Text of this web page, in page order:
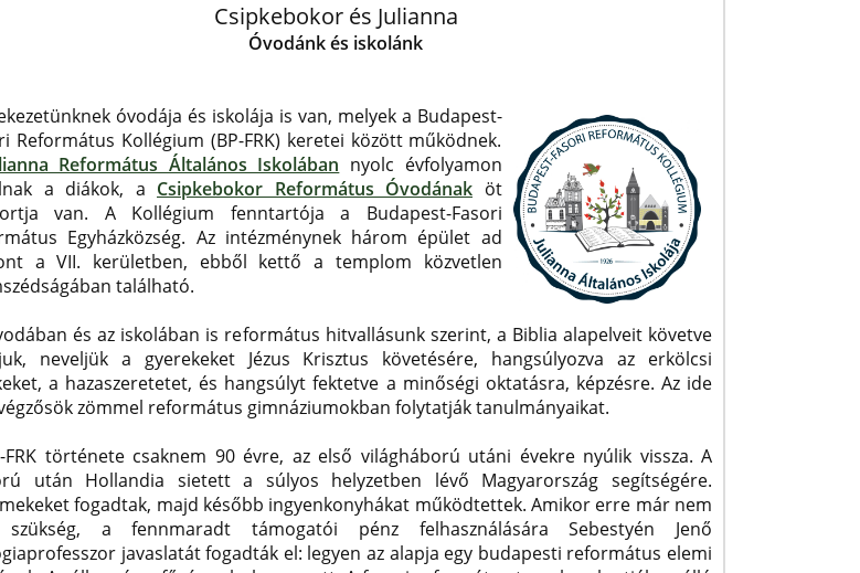
Csipkebokor és Julianna
Óvodánk és iskolánk
óvodája és iskolája is van, melyek a Budapest-
Református Kollégium (BP-FRK) keretei között működnek.
Református Általános Iskolában nyolc évfolyamon
a diákok, a Csipkebokor Református Óvodának öt
van. A Kollégium fenntartója a Budapest-Fasori
Egyházközség. Az intézménynek három épület ad
a VII. kerületben, ebből kettő a templom közvetlen
található.
és az iskolában is református hitvallásunk szerint, a Biblia alapelveit követve
neveljük a gyerekeket Jézus Krisztus követésére, hangsúlyozva az erkölcsi
a hazaszeretetet, és hangsúlyt fektetve a minőségi oktatásra, képzésre. Az ide
zömmel református gimnáziumokban folytatják tanulmányaikat.
FRK története csaknem 90 évre, az első világháború utáni évekre nyúlik vissza. A
után Hollandia sietett a súlyos helyzetben lévő Magyarország segítségére.
fogadtak, majd később ingyenkonyhákat működtettek. Amikor erre már nem
a fennmaradt támogatói pénz felhasználására Sebestyén Jenő
javaslatát fogadták el: legyen az alapja egy budapesti református elemi